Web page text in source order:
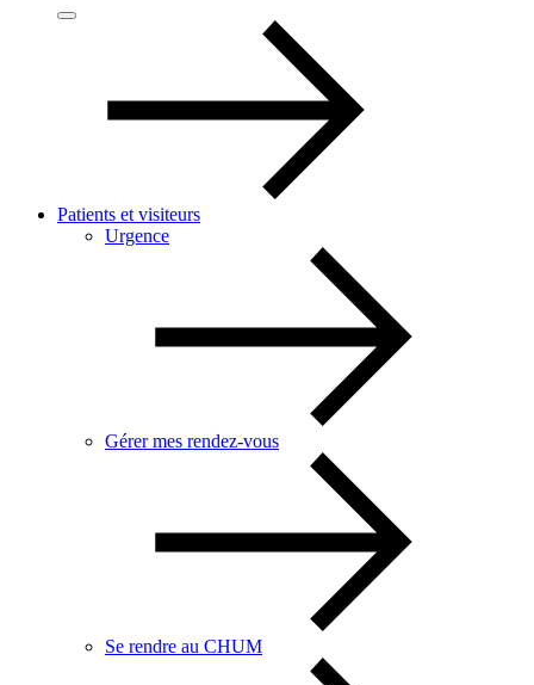
Patients et visiteurs
Urgence
Gérer mes rendez-vous
Se rendre au CHUM